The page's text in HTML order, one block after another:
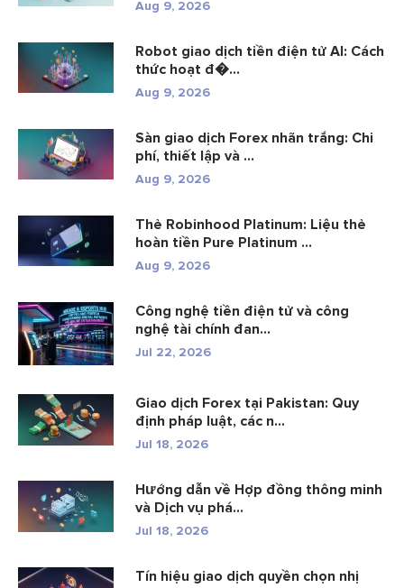
Aug 9, 2026
Robot giao dịch tiền điện tử AI: Cách
thức hoạt đ�...
Aug 9, 2026
Sàn giao dịch Forex nhãn trắng: Chi
phí, thiết lập và ...
Aug 9, 2026
Thẻ Robinhood Platinum: Liệu thẻ
hoàn tiền Pure Platinum ...
Aug 9, 2026
Công nghệ tiền điện tử và công
nghệ tài chính đan...
Jul 22, 2026
Giao dịch Forex tại Pakistan: Quy
định pháp luật, các n...
Jul 18, 2026
Hướng dẫn về Hợp đồng thông minh
và Dịch vụ phá...
Jul 18, 2026
Tín hiệu giao dịch quyền chọn nhị